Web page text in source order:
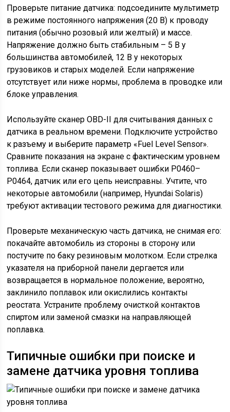
Проверьте питание датчика: подсоедините мультиметр
в режиме постоянного напряжения (20 В) к проводу
питания (обычно розовый или желтый) и массе.
Напряжение должно быть стабильным – 5 В у
большинства автомобилей, 12 В у некоторых
грузовиков и старых моделей. Если напряжение
отсутствует или ниже нормы, проблема в проводке или
блоке управления.
Используйте сканер OBD-II для считывания данных с
датчика в реальном времени. Подключите устройство
к разъему и выберите параметр «Fuel Level Sensor».
Сравните показания на экране с фактическим уровнем
топлива. Если сканер показывает ошибки P0460–
P0464, датчик или его цепь неисправны. Учтите, что
некоторые автомобили (например, Hyundai Solaris)
требуют активации тестового режима для диагностики.
Проверьте механическую часть датчика, не снимая его:
покачайте автомобиль из стороны в сторону или
постучите по баку резиновым молотком. Если стрелка
указателя на приборной панели дергается или
возвращается в нормальное положение, вероятно,
заклинило поплавок или окислились контакты
реостата. Устраните проблему очисткой контактов
спиртом или заменой смазки на направляющей
поплавка.
Типичные ошибки при поиске и
замене датчика уровня топлива